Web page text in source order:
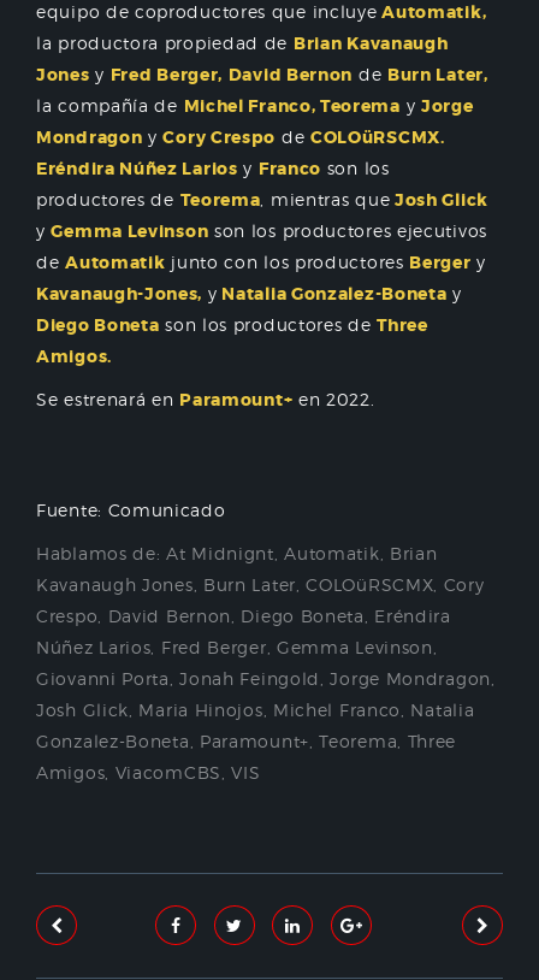
equipo de coproductores que incluye Automatik,
la productora propiedad de Brian Kavanaugh
Jones y Fred Berger, David Bernon de Burn Later,
la compañía de Michel Franco, Teorema yJorge
Mondragon yCory Crespo de COLOüRSCMX.
Eréndira Núñez Larios y Franco son los
productores de Teorema , mientras que Josh Glick
yGemma Levinson son los productores ejecutivos
deAutomatik junto con los productores Berger y
Kavanaugh-Jones, y Natalia Gonzalez-Boneta y
Diego Boneta son los productores deThree
Amigos.
Se estrenará en Paramount+ en 2022.
Fuente: Comunicado
Hablamos de:At Midnignt ,Automatik
Brian
Kavanaugh Jones Burn Later ,COLOüRSCMX Cory
Crespo
David Bernon Diego Boneta
Eréndira
Núñez Larios Fred Berger Gemma Levinson
Giovanni Porta ,Jonah Feingold ,Jorge Mondragon
Josh Glick
Maria Hinojos Michel Franco
Natalia
Gonzalez-Boneta
Paramount+ ,Teorema Three
Amigos ViacomCBS ,VIS